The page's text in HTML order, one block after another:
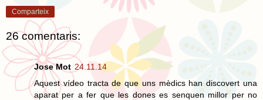
Comparteix
26 comentaris:
Jose Mot 24.11.14
Aquest vídeo tracta de que uns mèdics han discovert una
aparat per a fer que les dones es senquen millor per no